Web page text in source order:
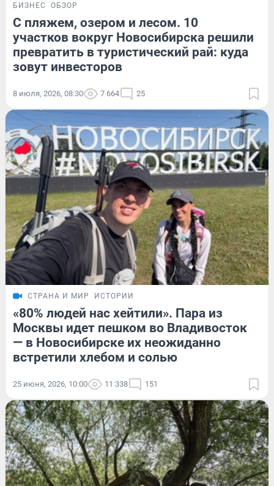
БИЗНЕС ОБЗОР
С пляжем, озером и лесом. 10
участков вокруг Новосибирска решили
превратить в туристический рай: куда
зовут инвесторов
8 июля, 2026, 08:30 7 664 25
СТРАНА И МИР ИСТОРИИ
«80% людей нас хейтили». Пара из
Москвы идет пешком во Владивосток
— в Новосибирске их неожиданно
встретили хлебом и солью
25 июня, 2026, 10:00 11 338 151